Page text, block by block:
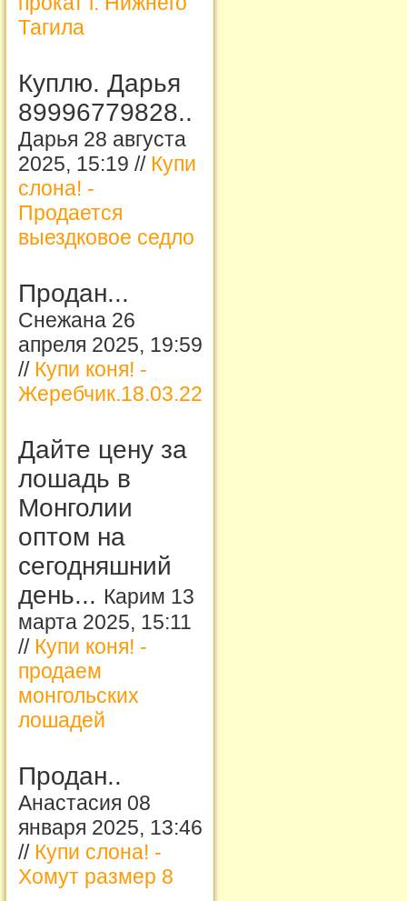
Тагила
Куплю. Дарья
89996779828..
Дарья 28 августа
2025, 15:19 // Купи
слона! -
Продается
выездковое седло
Продан...
Снежана 26
апреля 2025, 19:59
// Купи коня! -
Жеребчик.18.03.22
Дайте цену за
лошадь в
Монголии
оптом на
сегодняшний
день... Карим 13
марта 2025, 15:11
// Купи коня! -
продаем
монгольских
лошадей
Продан..
Анастасия 08
января 2025, 13:46
// Купи слона! -
Хомут размер 8